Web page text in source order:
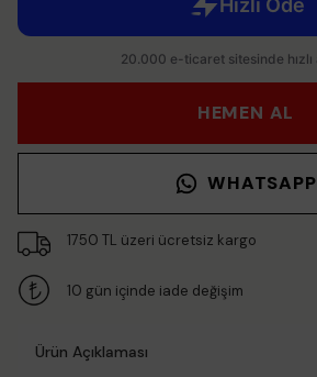
HEMEN AL
WHATSAPP
1750 TL üzeri ücretsiz kargo
10 gün içinde iade değişim
Ürün Açıklaması